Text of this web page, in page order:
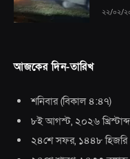
২২/০২/
আজকের দিন-তারিখ
শনিবার(বিকাল ৪:৪৭)
৮ই আগস্ট, ২০২৬ খ্রিস্টাব্দ
২৪শে সফর, ১৪৪৮ হিজরি